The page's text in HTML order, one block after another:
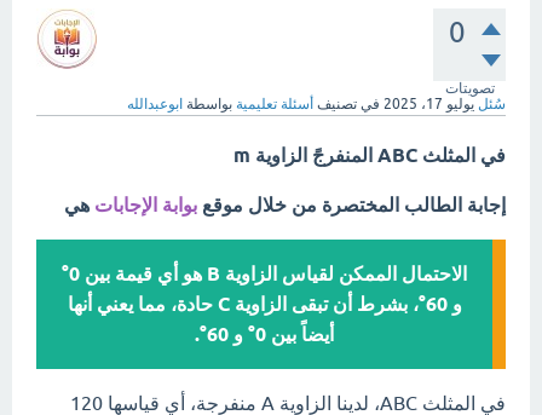
0
تصويتات
سُئل يوليو 17، 2025 في تصنيف أسئلة تعليمية بواسطة ابوعبدالله
في المثلث ABC المنفرجً الزاوية m
إجابة الطالب المختصرة من خلال موقع بوابة الإجابات هي
الاحتمال الممكن لقياس الزاوية B هو أي قيمة بين 0°
و 60°، بشرط أن تبقى الزاوية C حادة، مما يعني أنها
أيضاً بين 0° و 60°.
في المثلث ABC، لدينا الزاوية A منفرجة، أي قياسها 120